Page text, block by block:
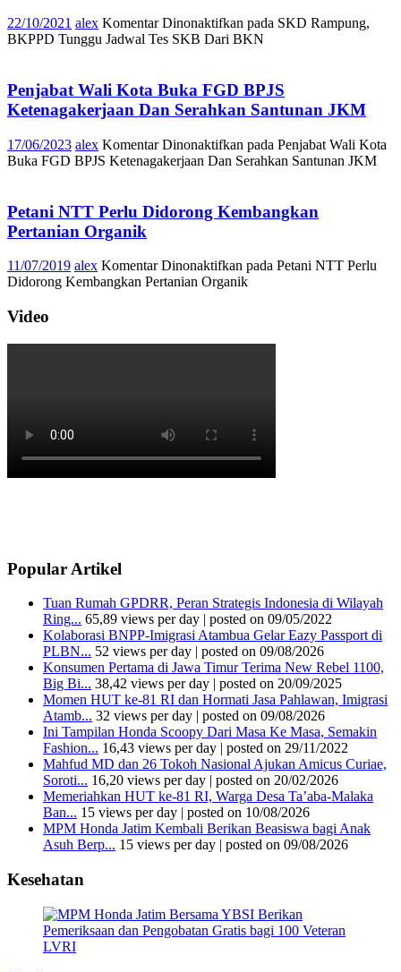
22/10/2021 alex Komentar Dinonaktifkan pada SKD Rampung,
BKPPD Tunggu Jadwal Tes SKB Dari BKN
Penjabat Wali Kota Buka FGD BPJS
Ketenagakerjaan Dan Serahkan Santunan JKM
17/06/2023 alex Komentar Dinonaktifkan pada Penjabat Wali Kota
Buka FGD BPJS Ketenagakerjaan Dan Serahkan Santunan JKM
Petani NTT Perlu Didorong Kembangkan
Pertanian Organik
11/07/2019 alex Komentar Dinonaktifkan pada Petani NTT Perlu
Didorong Kembangkan Pertanian Organik
Video
Popular Artikel
Tuan Rumah GPDRR, Peran Strategis Indonesia di Wilayah
Ring... 65,89 views per day | posted on 09/05/2022
Kolaborasi BNPP-Imigrasi Atambua Gelar Eazy Passport di
PLBN... 52 views per day | posted on 09/08/2026
Konsumen Pertama di Jawa Timur Terima New Rebel 1100,
Big Bi... 38,42 views per day | posted on 20/09/2025
Momen HUT ke-81 RI dan Hormati Jasa Pahlawan, Imigrasi
Atamb... 32 views per day | posted on 09/08/2026
Ini Tampilan Honda Scoopy Dari Masa Ke Masa, Semakin
Fashion... 16,43 views per day | posted on 29/11/2022
Mahfud MD dan 26 Tokoh Nasional Ajukan Amicus Curiae,
Soroti... 16,20 views per day | posted on 20/02/2026
Memeriahkan HUT ke-81 RI, Warga Desa Ta’aba-Malaka
Ban... 15 views per day | posted on 10/08/2026
MPM Honda Jatim Kembali Berikan Beasiswa bagi Anak
Asuh Berp... 15 views per day | posted on 09/08/2026
Kesehatan